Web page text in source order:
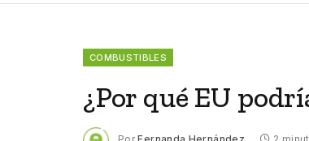
COMBUSTIBLES
¿Por qué EU